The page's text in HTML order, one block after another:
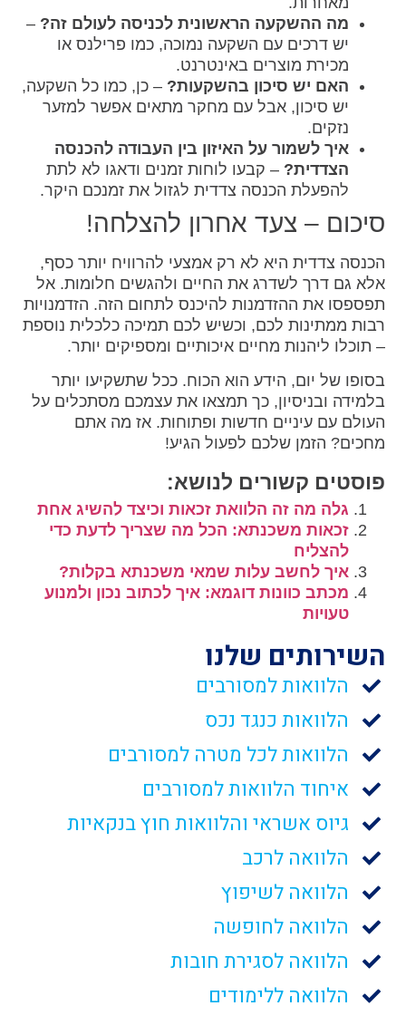
מה ההשקעה הראשונית לכניסה לעולם זה? –
יש דרכים עם השקעה נמוכה, כמו פרילנס או
מכירת מוצרים באינטרנט.
האם יש סיכון בהשקעות? – כן, כמו כל השקעה,
יש סיכון, אבל עם מחקר מתאים אפשר למזער
נזקים.
איך לשמור על האיזון בין העבודה להכנסה
הצדדית? – קבעו לוחות זמנים ודאגו לא לתת
להפעלת הכנסה צדדית לגזול את זמנכם היקר.
סיכום – צעד אחרון להצלחה!
הכנסה צדדית היא לא רק אמצעי להרוויח יותר כסף,
אלא גם דרך לשדרג את החיים ולהגשים חלומות. אל
תפספסו את ההזדמנות להיכנס לתחום הזה. הזדמנויות
רבות ממתינות לכם, וכשיש לכם תמיכה כלכלית נוספת
– תוכלו ליהנות מחיים איכותיים ומספיקים יותר.
בסופו של יום, הידע הוא הכוח. ככל שתשקיעו יותר
בלמידה ובניסיון, כך תמצאו את עצמכם מסתכלים על
העולם עם עיניים חדשות ופתוחות. אז מה אתם
מחכים? הזמן שלכם לפעול הגיע!
פוסטים קשורים לנושא:
גלה מה זה הלוואת זכאות וכיצד להשיג אחת
זכאות משכנתא: הכל מה שצריך לדעת כדי
להצליח
איך לחשב עלות שמאי משכנתא בקלות?
מכתב כוונות דוגמא: איך לכתוב נכון ולמנוע
טעויות
השירותים שלנו
הלוואות למסורבים
הלוואות כנגד נכס
הלוואות לכל מטרה למסורבים
איחוד הלוואות למסורבים
גיוס אשראי והלוואות חוץ בנקאיות
הלוואה לרכב
הלוואה לשיפוץ
הלוואה לחופשה
הלוואה לסגירת חובות
הלוואה ללימודים